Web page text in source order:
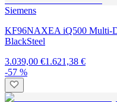
Siemens
KF96NAXEA iQ500 Multi-
BlackSteel
3.039,00 €1.621,38 €
-57 %